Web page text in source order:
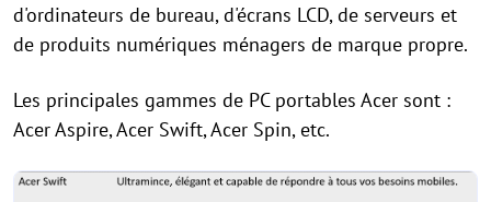
d'ordinateurs de bureau, d'écrans LCD, de serveurs et
de produits numériques ménagers de marque propre.
Les principales gammes de PC portables Acer sont :
Acer Aspire, Acer Swift, Acer Spin, etc.